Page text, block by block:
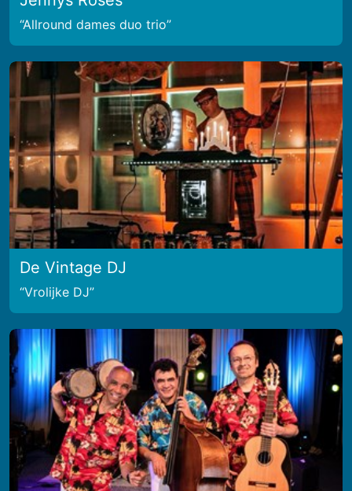
Allround dames duo trio
De Vintage DJ
Vrolijke DJ